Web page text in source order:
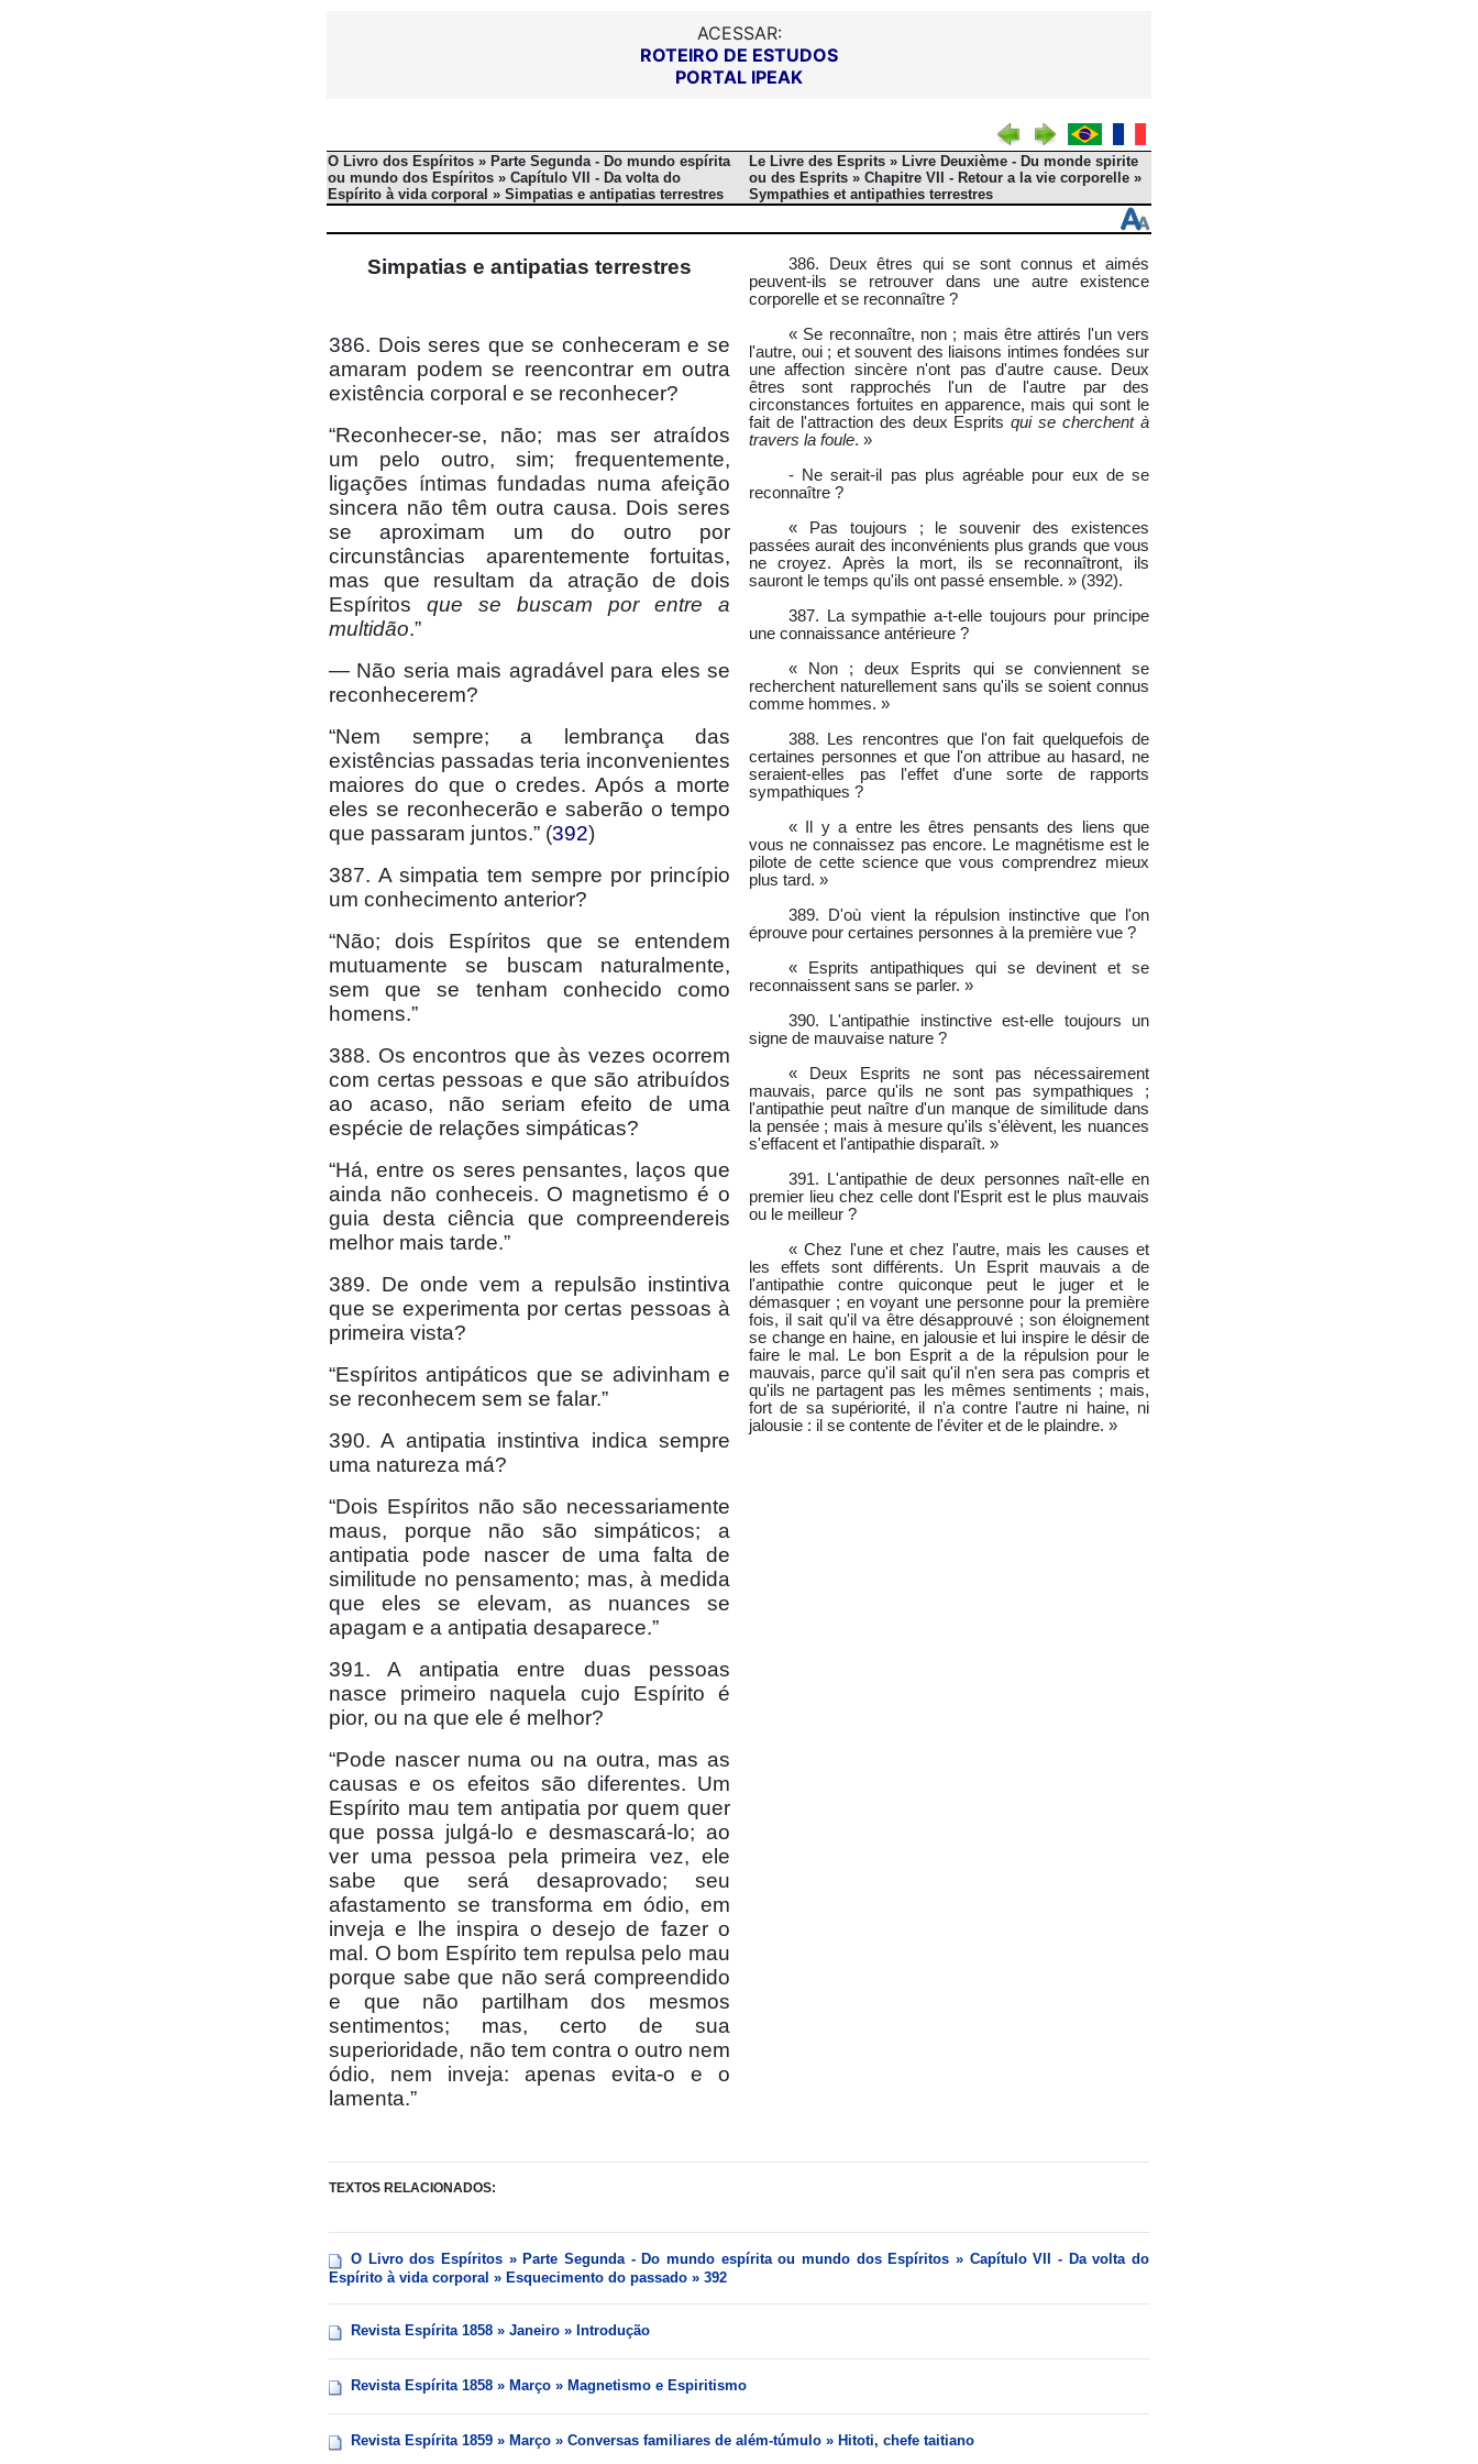
ACESSAR:
ROTEIRO DE ESTUDOS
PORTAL IPEAK
O Livro dos Espíritos » Parte Segunda - Do mundo espírita
ou mundo dos Espíritos » Capítulo VII - Da volta do
Espírito à vida corporal » Simpatias e antipatias terrestres
Le Livre des Esprits » Livre Deuxième - Du monde spirite
ou des Esprits » Chapitre VII - Retour a la vie corporelle »
Sympathies et antipathies terrestres
Simpatias e antipatias terrestres
386. Dois seres que se conheceram e se
amaram podem se reencontrar em outra
existência corporal e se reconhecer?
“Reconhecer-se, não; mas ser atraídos
um pelo outro, sim; frequentemente,
ligações íntimas fundadas numa afeição
sincera não têm outra causa. Dois seres
se aproximam um do outro por
circunstâncias aparentemente fortuitas,
mas que resultam da atração de dois
Espíritos que se buscam por entre a
multidão.”
— Não seria mais agradável para eles se
reconhecerem?
“Nem sempre; a lembrança das
existências passadas teria inconvenientes
maiores do que o credes. Após a morte
eles se reconhecerão e saberão o tempo
que passaram juntos.” (392)
387. A simpatia tem sempre por princípio
um conhecimento anterior?
“Não; dois Espíritos que se entendem
mutuamente se buscam naturalmente,
sem que se tenham conhecido como
homens.”
388. Os encontros que às vezes ocorrem
com certas pessoas e que são atribuídos
ao acaso, não seriam efeito de uma
espécie de relações simpáticas?
“Há, entre os seres pensantes, laços que
ainda não conheceis. O magnetismo é o
guia desta ciência que compreendereis
melhor mais tarde.”
389. De onde vem a repulsão instintiva
que se experimenta por certas pessoas à
primeira vista?
“Espíritos antipáticos que se adivinham e
se reconhecem sem se falar.”
390. A antipatia instintiva indica sempre
uma natureza má?
“Dois Espíritos não são necessariamente
maus, porque não são simpáticos; a
antipatia pode nascer de uma falta de
similitude no pensamento; mas, à medida
que eles se elevam, as nuances se
apagam e a antipatia desaparece.”
391. A antipatia entre duas pessoas
nasce primeiro naquela cujo Espírito é
pior, ou na que ele é melhor?
“Pode nascer numa ou na outra, mas as
causas e os efeitos são diferentes. Um
Espírito mau tem antipatia por quem quer
que possa julgá-lo e desmascará-lo; ao
ver uma pessoa pela primeira vez, ele
sabe que será desaprovado; seu
afastamento se transforma em ódio, em
inveja e lhe inspira o desejo de fazer o
mal. O bom Espírito tem repulsa pelo mau
porque sabe que não será compreendido
e que não partilham dos mesmos
sentimentos; mas, certo de sua
superioridade, não tem contra o outro nem
ódio, nem inveja: apenas evita-o e o
lamenta.”
386. Deux êtres qui se sont connus et aimés
peuvent-ils se retrouver dans une autre existence
corporelle et se reconnaître ?
« Se reconnaître, non ; mais être attirés l'un vers
l'autre, oui ; et souvent des liaisons intimes fondées sur
une affection sincère n'ont pas d'autre cause. Deux
êtres sont rapprochés l'un de l'autre par des
circonstances fortuites en apparence, mais qui sont le
fait de l'attraction des deux Espritsqui se cherchent à
travers la foule. »
- Ne serait-il pas plus agréable pour eux de se
reconnaître ?
« Pas toujours ; le souvenir des existences
passées aurait des inconvénients plus grands que vous
ne croyez. Après la mort, ils se reconnaîtront, ils
sauront le temps qu'ils ont passé ensemble. » (392).
387. La sympathie a-t-elle toujours pour principe
une connaissance antérieure ?
« Non ; deux Esprits qui se conviennent se
recherchent naturellement sans qu'ils se soient connus
comme hommes. »
388. Les rencontres que l'on fait quelquefois de
certaines personnes et que l'on attribue au hasard, ne
seraient-elles pas l'effet d'une sorte de rapports
sympathiques ?
« Il y a entre les êtres pensants des liens que
vous ne connaissez pas encore. Le magnétisme est le
pilote de cette science que vous comprendrez mieux
plus tard. »
389. D'où vient la répulsion instinctive que l'on
éprouve pour certaines personnes à la première vue ?
« Esprits antipathiques qui se devinent et se
reconnaissent sans se parler. »
390. L'antipathie instinctive est-elle toujours un
signe de mauvaise nature ?
« Deux Esprits ne sont pas nécessairement
mauvais, parce qu'ils ne sont pas sympathiques ;
l'antipathie peut naître d'un manque de similitude dans
la pensée ; mais à mesure qu'ils s'élèvent, les nuances
s'effacent et l'antipathie disparaît. »
391. L'antipathie de deux personnes naît-elle en
premier lieu chez celle dont l'Esprit est le plus mauvais
ou le meilleur ?
« Chez l'une et chez l'autre, mais les causes et
les effets sont différents. Un Esprit mauvais a de
l'antipathie contre quiconque peut le juger et le
démasquer ; en voyant une personne pour la première
fois, il sait qu'il va être désapprouvé ; son éloignement
se change en haine, en jalousie et lui inspire le désir de
faire le mal. Le bon Esprit a de la répulsion pour le
mauvais, parce qu'il sait qu'il n'en sera pas compris et
qu'ils ne partagent pas les mêmes sentiments ; mais,
fort de sa supériorité, il n'a contre l'autre ni haine, ni
jalousie : il se contente de l'éviter et de le plaindre. »
TEXTOS RELACIONADOS:
O Livro dos Espíritos » Parte Segunda - Do mundo espírita ou mundo dos Espíritos » Capítulo VII - Da volta do
Espírito à vida corporal » Esquecimento do passado » 392
Revista Espírita 1858 » Janeiro » Introdução
Revista Espírita 1858 » Março » Magnetismo e Espiritismo
Revista Espírita 1859 » Março » Conversas familiares de além-túmulo » Hitoti, chefe taitiano